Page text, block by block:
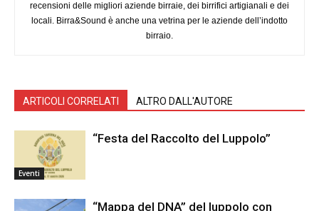
recensioni delle migliori aziende birraie, dei birrifici artigianali e dei
locali. Birra&Sound è anche una vetrina per le aziende dell’indotto
birraio.
ARTICOLI CORRELATI ALTRO DALL'AUTORE
Eventi
“Festa del Raccolto del Luppolo”
“Mappa del DNA” del luppolo con